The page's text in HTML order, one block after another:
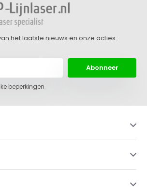
het laatste nieuws en onze acties:
Abonneer
beperkingen